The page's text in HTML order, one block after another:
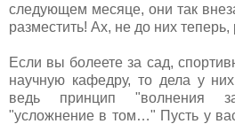
следующем месяце, они так
разместить! Ах, не до них теперь,
Если вы болеете за сад,
научную кафедру, то дела у
ведь принцип "волнения
"усложнение в том…" Пусть у